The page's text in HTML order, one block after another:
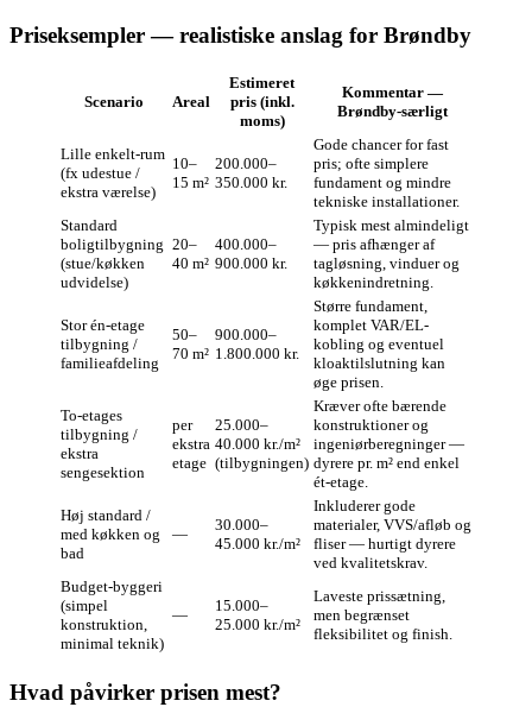
Priseksempler — realistiske anslag for Brøndby
Scenario Areal
Estimeret
pris (inkl.
moms)
Kommentar —
Brøndby‑særligt
Lille enkelt‑rum
(fx udestue /
ekstra værelse)
10–
15 m²
200.000–
350.000 kr.
Gode chancer for fast
pris; ofte simplere
fundament og mindre
tekniske installationer.
Standard
boligtilbygning
(stue/køkken
udvidelse)
20–
40 m²
400.000–
900.000 kr.
Typisk mest almindeligt
— pris afhænger af
tagløsning, vinduer og
køkkenindretning.
Stor én‑etage
tilbygning /
familieafdeling
50–
70 m²
900.000–
1.800.000 kr.
Større fundament,
komplet VAR/EL-
kobling og eventuel
kloaktilslutning kan
øge prisen.
To‑etages
tilbygning /
ekstra
sengesektion
per
ekstra
etage
25.000–
40.000 kr./m²
(tilbygningen)
Kræver ofte bærende
konstruktioner og
ingeniørberegninger —
dyrere pr. m² end enkel
ét‑etage.
Høj standard /
med køkken og
bad
—
30.000–
45.000 kr./m²
Inkluderer gode
materialer, VVS/afløb og
fliser — hurtigt dyrere
ved kvalitetskrav.
Budget‑byggeri
(simpel
konstruktion,
minimal teknik)
—
15.000–
25.000 kr./m²
Laveste prissætning,
men begrænset
fleksibilitet og finish.
Hvad påvirker prisen mest?